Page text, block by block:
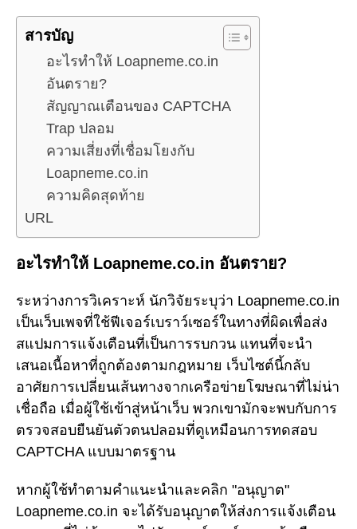
สารบัญ
อะไรทำให้ Loapneme.co.in
อันตราย?
สัญญาณเตือนของ CAPTCHA
Trap ปลอม
ความเสี่ยงที่เชื่อมโยงกับ
Loapneme.co.in
ความคิดสุดท้าย
URL
อะไรทำให้ Loapneme.co.in อันตราย?
ระหว่างการวิเคราะห์ นักวิจัยระบุว่า Loapneme.co.in
เป็นเว็บเพจที่ใช้ฟีเจอร์เบราว์เซอร์ในทางที่ผิดเพื่อส่ง
สแปมการแจ้งเตือนที่เป็นการรบกวน แทนที่จะนำ
เสนอเนื้อหาที่ถูกต้องตามกฎหมาย เว็บไซต์นี้กลับ
อาศัยการเปลี่ยนเส้นทางจากเครือข่ายโฆษณาที่ไม่น่า
เชื่อถือ เมื่อผู้ใช้เข้าสู่หน้าเว็บ พวกเขามักจะพบกับการ
ตรวจสอบยืนยันตัวตนปลอมที่ดูเหมือนการทดสอบ
CAPTCHA แบบมาตรฐาน
หากผู้ใช้ทำตามคำแนะนำและคลิก "อนุญาต"
Loapneme.co.in จะได้รับอนุญาตให้ส่งการแจ้งเตือน